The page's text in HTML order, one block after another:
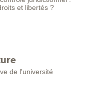
et libertés ?
de l'université